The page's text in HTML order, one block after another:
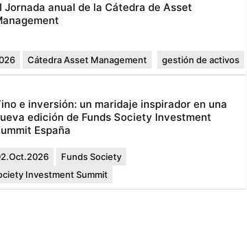
Jornada anual de la Cátedra de Asset
Cátedra Asset Management gestión de activos
e inversión: un maridaje inspirador en una
edición de Funds Society Investment
España
Funds Society
Investment Summit